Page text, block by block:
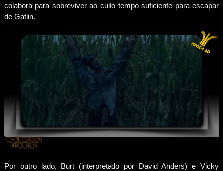
colabora para sobreviver ao culto tempo suficiente para escapar
de Gatlin.
Por outro lado, Burt (interpretado por David Anders) e Vicky